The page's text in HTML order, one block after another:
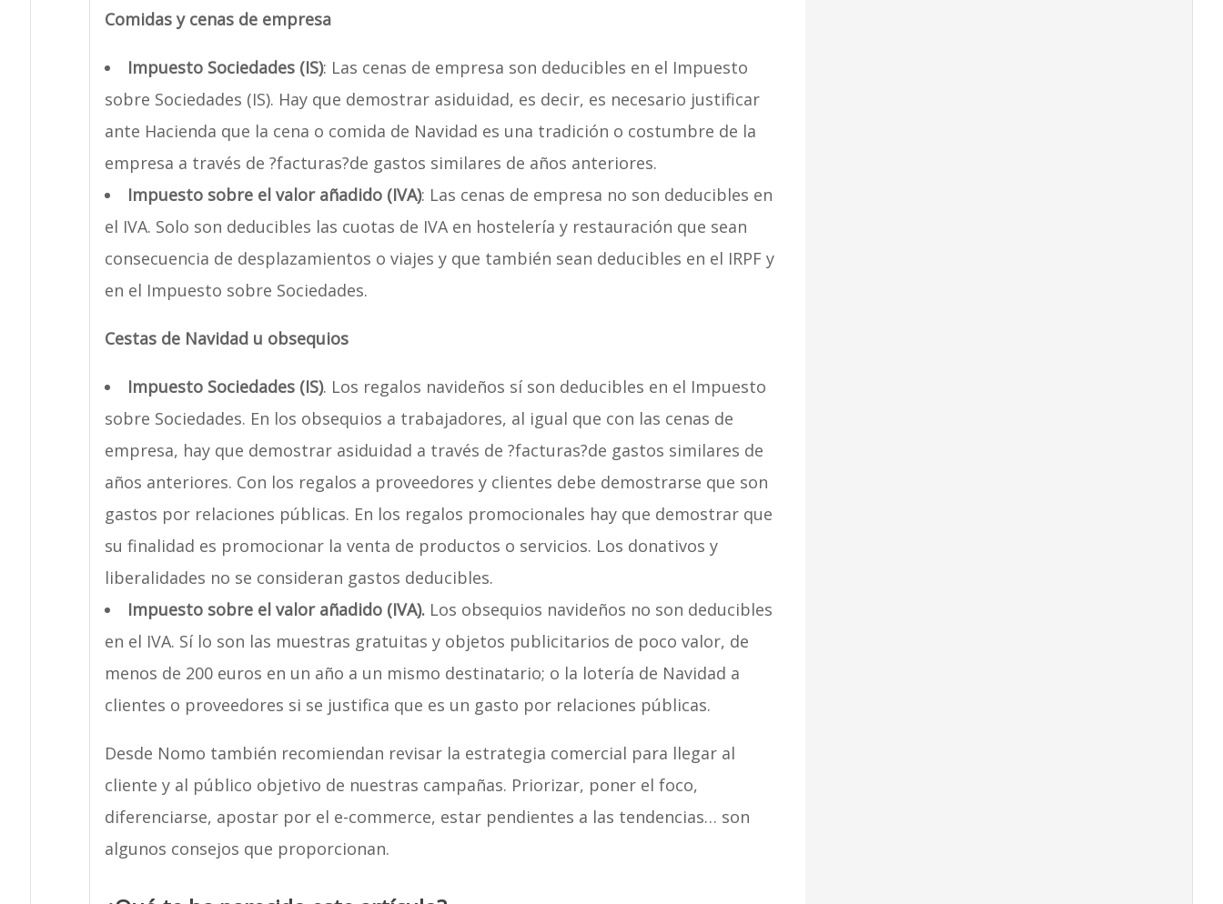
Comidas y cenas de empresa
Impuesto Sociedades (IS): Las cenas de empresa son deducibles en el Impuesto
sobre Sociedades (IS). Hay que demostrar asiduidad, es decir, es necesario justificar
ante Hacienda que la cena o comida de Navidad es una tradición o costumbre de la
empresa a través de ?facturas?de gastos similares de años anteriores.
Impuesto sobre el valor añadido (IVA): Las cenas de empresa no son deducibles en
el IVA. Solo son deducibles las cuotas de IVA en hostelería y restauración que sean
consecuencia de desplazamientos o viajes y que también sean deducibles en el IRPF y
en el Impuesto sobre Sociedades.
Cestas de Navidad u obsequios
Impuesto Sociedades (IS). Los regalos navideños sí son deducibles en el Impuesto
sobre Sociedades. En los obsequios a trabajadores, al igual que con las cenas de
empresa, hay que demostrar asiduidad a través de ?facturas?de gastos similares de
años anteriores. Con los regalos a proveedores y clientes debe demostrarse que son
gastos por relaciones públicas. En los regalos promocionales hay que demostrar que
su finalidad es promocionar la venta de productos o servicios. Los donativos y
liberalidades no se consideran gastos deducibles.
Impuesto sobre el valor añadido (IVA). Los obsequios navideños no son deducibles
en el IVA. Sí lo son las muestras gratuitas y objetos publicitarios de poco valor, de
menos de 200 euros en un año a un mismo destinatario; o la lotería de Navidad a
clientes o proveedores si se justifica que es un gasto por relaciones públicas.
Desde Nomo también recomiendan revisar la estrategia comercial para llegar al
cliente y al público objetivo de nuestras campañas. Priorizar, poner el foco,
diferenciarse, apostar por el e-commerce, estar pendientes a las tendencias… son
algunos consejos que proporcionan.